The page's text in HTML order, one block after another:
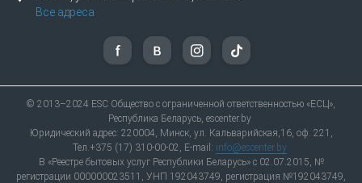
Все адреса
© 2013–2024 ESC Общество с ограниченной ответственностью «ЕСЦ»,
Республика Беларусь, escenter.by
Юридический адрес: 220004, Минск, ул. Кальварийская,16, оф. 221,
Тел.+375 (17) 310-00-02, E-mail: info@escenter.by
В «Реестре бытовых услуг Республики Беларусь» с 02.07.2015, №
регистрации 000000023511, УНП 192043749, регистрация №192043749,